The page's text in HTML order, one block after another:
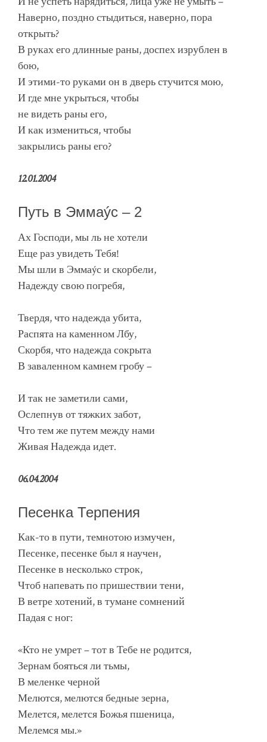
Наверно, поздно стыдиться, наверно, пора
открыть?
В руках его длинные раны, доспех изрублен в
бою,
И этими-то руками он в дверь стучится мою,
И где мне укрыться, чтобы
не видеть раны его,
И как измениться, чтобы
закрылись раны его?
12.01.2004
Путь в Эммаýс – 2
Ах Господи, мы ль не хотели
Еще раз увидеть Тебя!
Мы шли в Эммаýс и скорбели,
Надежду свою погребя,
Твердя, что надежда убита,
Распята на каменном Лбу,
Скорбя, что надежда сокрыта
В заваленном камнем гробу –
И так не заметили сами,
Ослепнув от тяжких забот,
Что тем же путем между нами
Живая Надежда идет.
06.04.2004
Песенка Терпения
Как-то в пути, темнотою измучен,
Песенке, песенке был я научен,
Песенке в несколько строк,
Чтоб напевать по пришествии тени,
В ветре хотений, в тумане сомнений
Падая с ног:
«Кто не умрет – тот в Тебе не родится,
Зернам бояться ли тьмы,
В меленке черной
Мелются, мелются бедные зерна,
Мелется, мелется Божья пшеница,
Мелемся мы.»